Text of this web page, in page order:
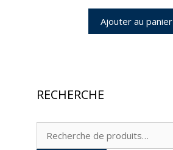
Ajouter au panier
RECHERCHE
Recherche